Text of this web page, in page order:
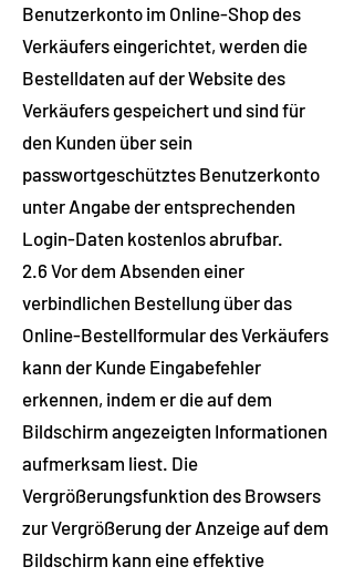
Benutzerkonto im Online-Shop des
Verkäufers eingerichtet, werden die
Bestelldaten auf der Website des
Verkäufers gespeichert und sind für
den Kunden über sein
passwortgeschütztes Benutzerkonto
unter Angabe der entsprechenden
Login-Daten kostenlos abrufbar.
2.6 Vor dem Absenden einer
verbindlichen Bestellung über das
Online-Bestellformular des Verkäufers
kann der Kunde Eingabefehler
erkennen, indem er die auf dem
Bildschirm angezeigten Informationen
aufmerksam liest. Die
Vergrößerungsfunktion des Browsers
zur Vergrößerung der Anzeige auf dem
Bildschirm kann eine effektive